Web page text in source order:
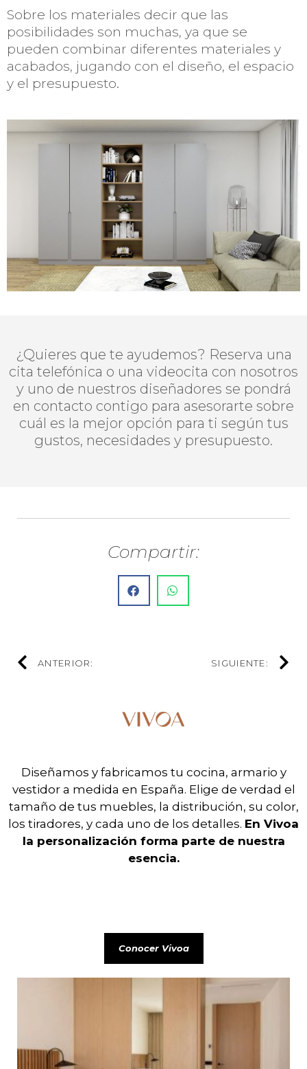
Sobre los materiales decir que las
posibilidades son muchas, ya que se
pueden combinar diferentes materiales y
acabados, jugando con el diseño, el espacio
y el presupuesto.
¿Quieres que te ayudemos? Reserva una
cita telefónica o una videocita con nosotros
y uno de nuestros diseñadores se pondrá
en contacto contigo para asesorarte sobre
cuál es la mejor opción para ti según tus
gustos, necesidades y presupuesto.
Compartir:
ANTERIOR: SIGUIENTE:
Diseñamos y fabricamos tu cocina, armario y
vestidor a medida en España. Elige de verdad el
tamaño de tus muebles, la distribución, su color,
los tiradores, y cada uno de los detalles. En Vivoa
la personalización forma parte de nuestra
esencia.
Conocer Vivoa